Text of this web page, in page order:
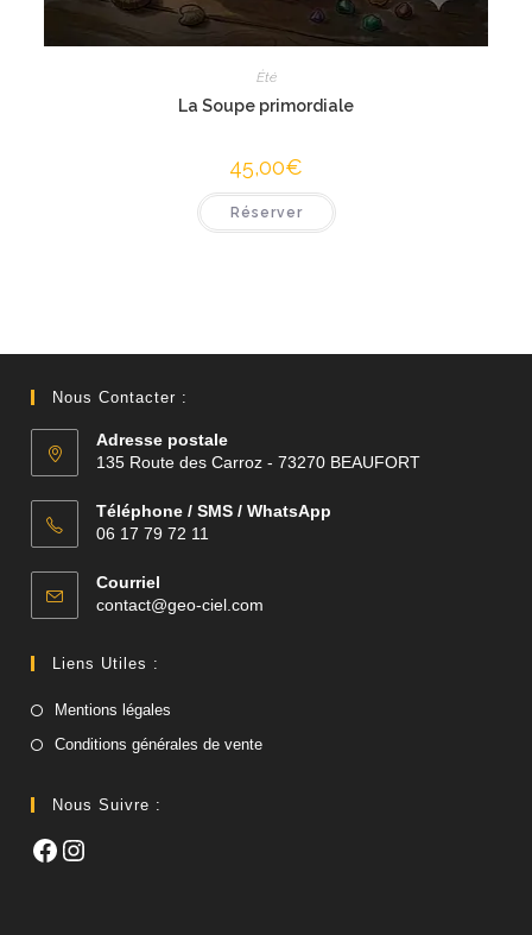
Été
La Soupe primordiale
45,00€
Réserver
Nous Contacter :
Adresse postale
135 Route des Carroz - 73270 BEAUFORT
Téléphone / SMS / WhatsApp
06 17 79 72 11
Courriel
contact@geo-ciel.com
Liens Utiles :
Mentions légales
Conditions générales de vente
Nous Suivre :
FacebookInstagram